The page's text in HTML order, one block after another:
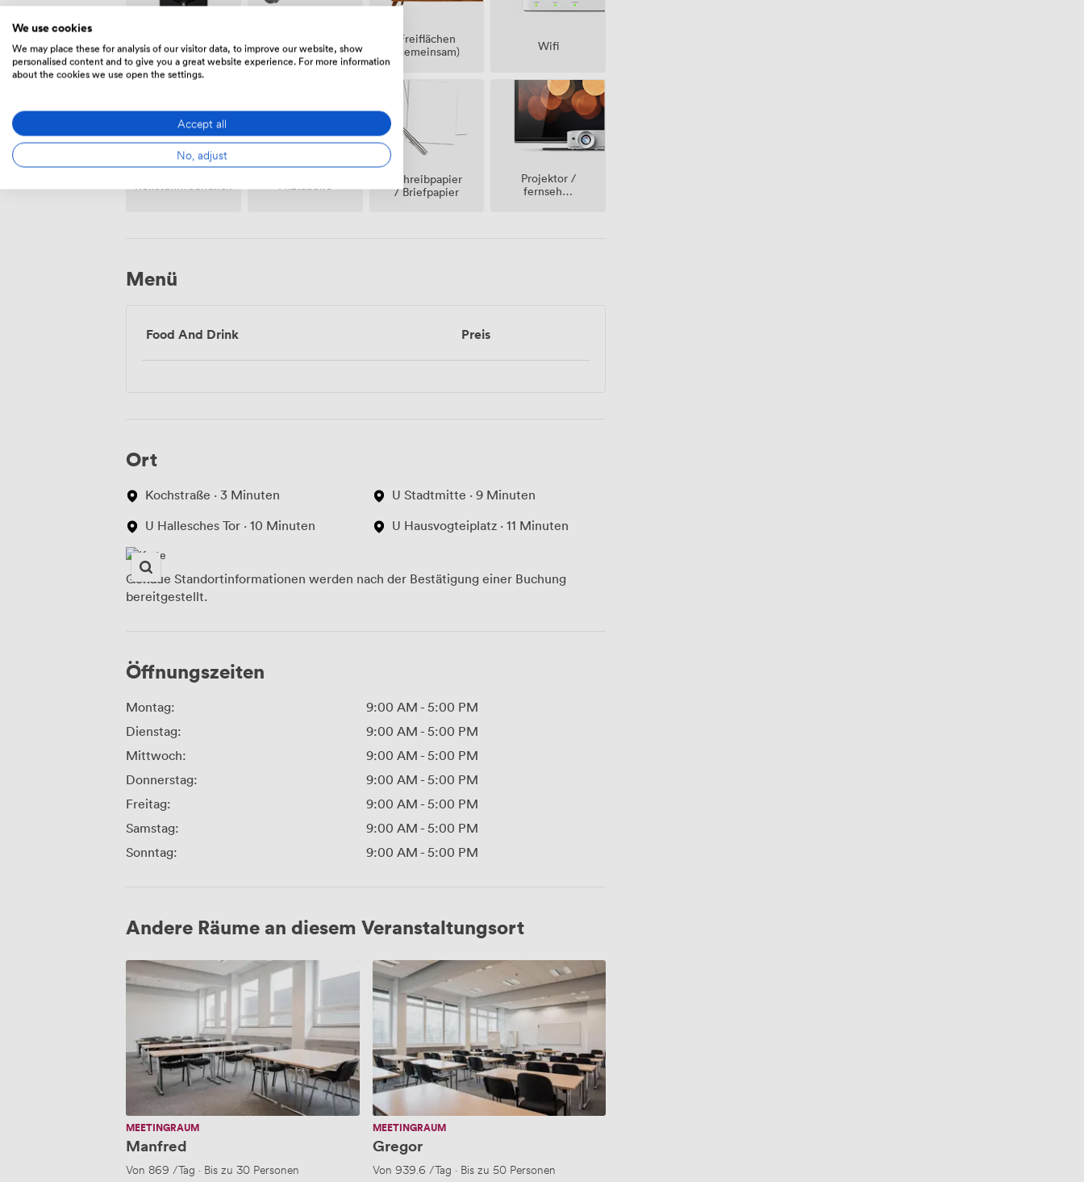
Lautsprecher Mikrofon
Freiflächen
(gemeinsam)
Wifi
Rollstuhlfreundlich Filztabelle
Schreibpapier
/ Briefpapier
Projektor /
fernseher
Menü
Food And Drink Preis
Ort
Kochstraße · 3 Minuten
U Hallesches Tor · 10 Minuten
U Stadtmitte · 9 Minuten
U Hausvogteiplatz · 11 Minuten
Genaue Standortinformationen werden nach der Bestätigung einer Buchung
bereitgestellt.
Öffnungszeiten
Montag: 9:00 AM - 5:00 PM
Dienstag:
9:00 AM - 5:00 PM
Mittwoch:
9:00 AM - 5:00 PM
Donnerstag:
9:00 AM - 5:00 PM
Freitag:
9:00 AM - 5:00 PM
Samstag:
9:00 AM - 5:00 PM
Sonntag:
9:00 AM - 5:00 PM
Andere Räume an diesem Veranstaltungsort
Manfred
MEETINGRAUM
Manfred
Von 869 /Tag · Bis zu 30 Personen
Gregor
MEETINGRAUM
Gregor
Von 939.6 /Tag · Bis zu 50 Personen
We use cookies
We may place these for analysis of our visitor data, to improve our website, show
personalised content and to give you a great website experience. For more information
about the cookies we use open the settings.
Accept all
No, adjust